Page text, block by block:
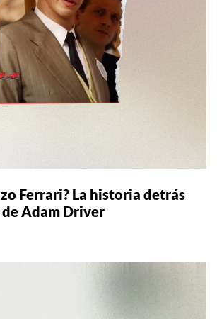
Ferrari? La historia detrás
Adam Driver